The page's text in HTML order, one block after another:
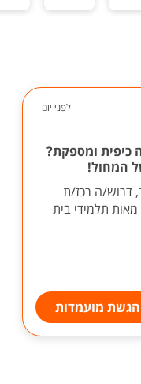
לפני יום
ומספקת?
המחול!
דרוש/ה רכז/ת
תלמידי בית
הגשת מועמדות